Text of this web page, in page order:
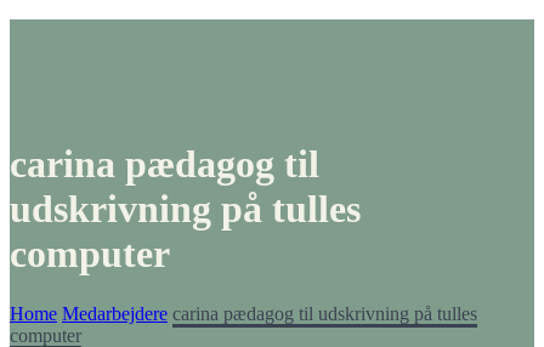
carina pædagog til
udskrivning på tulles
computer
Home Medarbejdere carina pædagog til udskrivning på tulles
computer